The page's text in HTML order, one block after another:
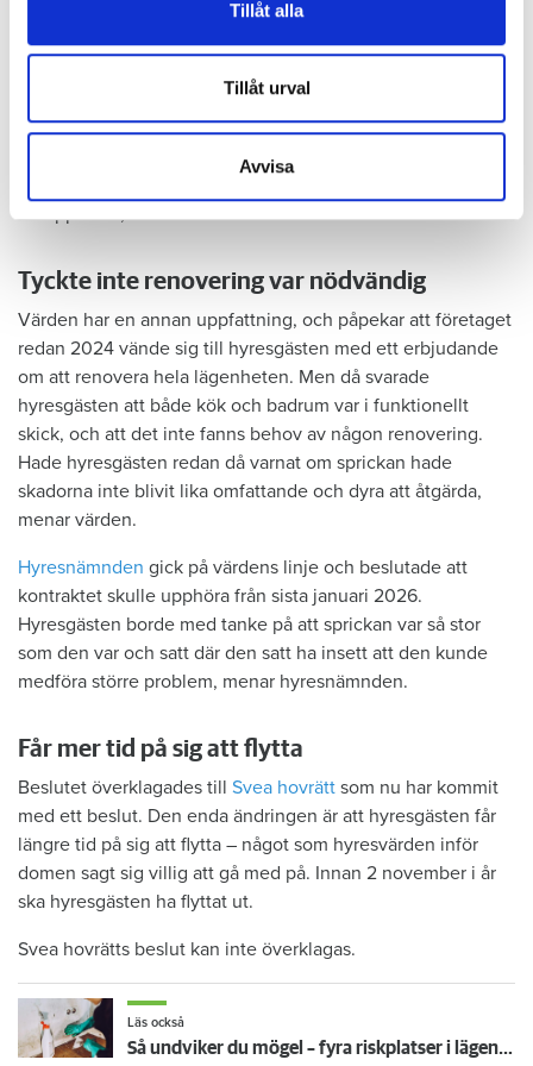
annons- och analysföretag som vi samarbetar med.
Dessa kan i sin tur kombinera informationen med annan
information som du har tillhandahållit eller som de har
samlat in när du har använt deras tjänster.
Tillåt alla
Tillåt urval
Avvisa
Hyresgästen borde ha upptäckt och larmat om glipan i duschväggen, menar
domstolarna.
Hyresgästen själv menar att hyresvärden under hela den tid
han bott där varken gjort några inspektioner eller något
underhåll av badrummet, och att det är anledningen till att
att upptäcka, menar han.
Tyckte inte renovering var nödvändig
Värden har en annan uppfattning, och påpekar att företaget
redan 2024 vände sig till hyresgästen med ett erbjudande
om att renovera hela lägenheten. Men då svarade
hyresgästen att både kök och badrum var i funktionellt
skick, och att det inte fanns behov av någon renovering.
Hade hyresgästen redan då varnat om sprickan hade
skadorna inte blivit lika omfattande och dyra att åtgärda,
menar värden.
Hyresnämnden gick på värdens linje och beslutade att
kontraktet skulle upphöra från sista januari 2026.
Hyresgästen borde med tanke på att sprickan var så stor
som den var och satt där den satt ha insett att den kunde
medföra större problem, menar hyresnämnden.
Får mer tid på sig att flytta
Beslutet överklagades till Svea hovrätt som nu har kommit
med ett beslut. Den enda ändringen är att hyresgästen får
längre tid på sig att flytta – något som hyresvärden inför
domen sagt sig villig att gå med på. Innan 2 november i år
ska hyresgästen ha flyttat ut.
Svea hovrätts beslut kan inte överklagas.
Läs också
Så undviker du mögel – fyra riskplatser i lägenheten: ”Måste städa bort”